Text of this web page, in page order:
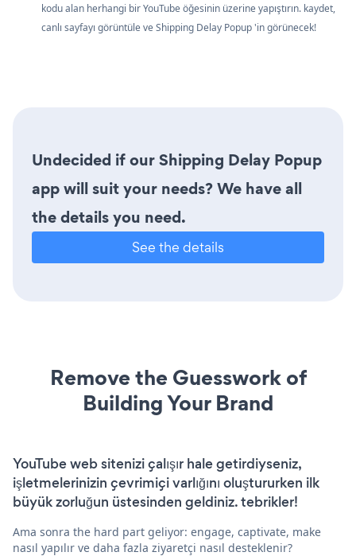
kodu alan herhangi bir YouTube öğesinin üzerine yapıştırın. kaydet,
canlı sayfayı görüntüle ve Shipping Delay Popup 'in görünecek!
Undecided if our Shipping Delay Popup
app will suit your needs? We have all
the details you need.
See the details
Remove the Guesswork of
Building Your Brand
YouTube web sitenizi çalışır hale getirdiyseniz,
işletmelerinizin çevrimiçi varlığını oluştururken ilk
büyük zorluğun üstesinden geldiniz. tebrikler!
Ama sonra the hard part geliyor: engage, captivate, make
nasıl yapılır ve daha fazla ziyaretçi nasıl desteklenir?